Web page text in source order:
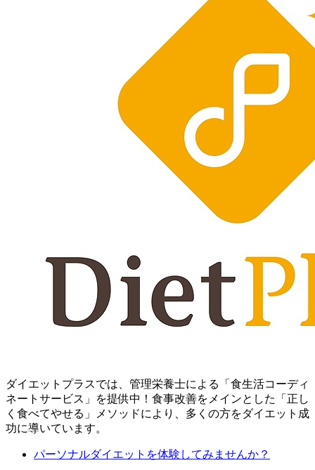
ダイエットプラスでは、管理栄養士による「食生活コーディ
ネートサービス」を提供中！ 食事改善をメインとした「正し
く食べてやせる」メソッドにより、多くの方をダイエット成
功に導いています。
パーソナルダイエットを体験してみませんか？